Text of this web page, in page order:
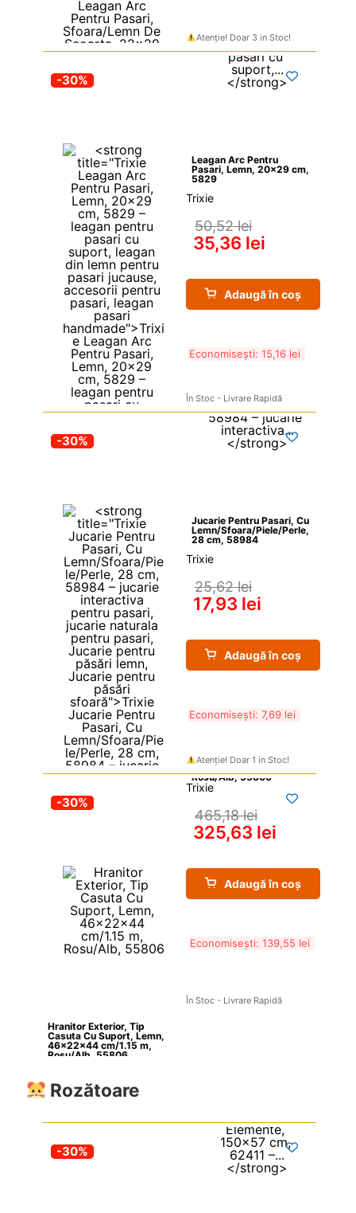
Atenție! Doar 3 in Stoc!
-30%
Leagan Arc Pentru
Pasari, Lemn, 20×29 cm,
5829
Trixie
50,52 lei
35,36 lei
Adaugă în coș
Economisești: 15,16 lei
În Stoc - Livrare Rapidă
-30%
Jucarie Pentru Pasari, Cu
Lemn/Sfoara/Piele/Perle,
28 cm, 58984
Trixie
25,62 lei
17,93 lei
Adaugă în coș
Economisești: 7,69 lei
Atenție! Doar 1 in Stoc!
-30%
Hranitor Exterior, Tip
Casuta Cu Suport, Lemn,
46x22x44 cm/1.15 m,
Rosu/Alb, 55806
Trixie
465,18 lei
325,63 lei
Adaugă în coș
Economisești: 139,55 lei
În Stoc - Livrare Rapidă
Rozătoare
-30%